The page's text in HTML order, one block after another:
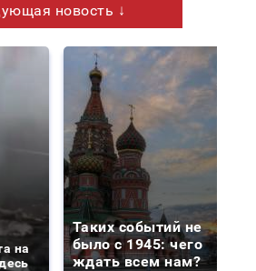
новость ↓
на
Таких событий не
было с 1945: чего
ждать всем нам?